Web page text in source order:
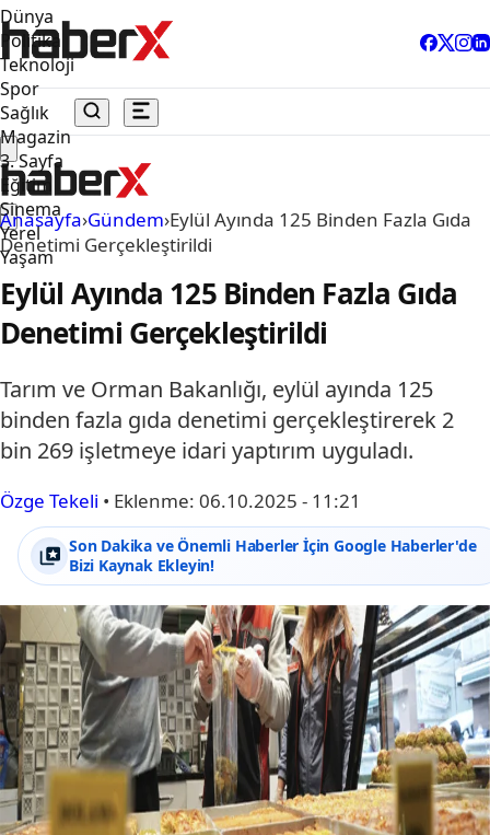
Dünya
Politika
Teknoloji
Spor
Sağlık
Magazin
3. Sayfa
Eğitim
Sinema
Yerel
Yaşam
Anasayfa›Gündem›Eylül Ayında 125 Binden Fazla Gıda
Denetimi Gerçekleştirildi
Eylül Ayında 125 Binden Fazla Gıda
Denetimi Gerçekleştirildi
Tarım ve Orman Bakanlığı, eylül ayında 125
binden fazla gıda denetimi gerçekleştirerek 2
bin 269 işletmeye idari yaptırım uyguladı.
Özge Tekeli • Eklenme: 06.10.2025 - 11:21
Son Dakika ve Önemli Haberler İçin Google Haberler'de
Bizi Kaynak Ekleyin!